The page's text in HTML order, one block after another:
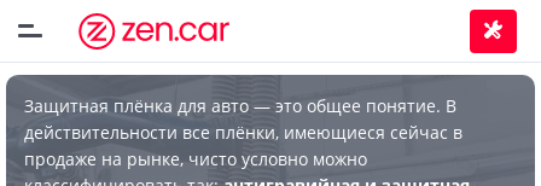
Защитная плёнка для авто — это общее понятие. В
действительности все плёнки, имеющиеся сейчас в
продаже на рынке, чисто условно можно